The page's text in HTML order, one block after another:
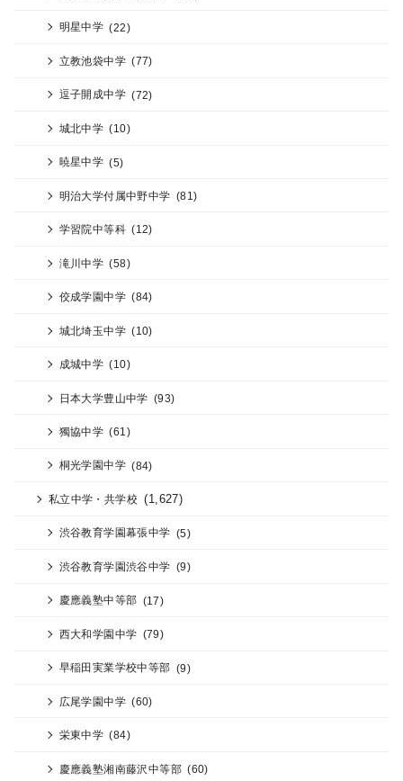
明星中学 (22)
立教池袋中学 (77)
逗子開成中学 (72)
城北中学 (10)
暁星中学 (5)
明治大学付属中野中学 (81)
学習院中等科 (12)
滝川中学 (58)
佼成学園中学 (84)
城北埼玉中学 (10)
成城中学 (10)
日本大学豊山中学 (93)
獨協中学 (61)
桐光学園中学 (84)
私立中学・共学校 (1,627)
渋谷教育学園幕張中学 (5)
渋谷教育学園渋谷中学 (9)
慶應義塾中等部 (17)
西大和学園中学 (79)
早稲田実業学校中等部 (9)
広尾学園中学 (60)
栄東中学 (84)
慶應義塾湘南藤沢中等部 (60)